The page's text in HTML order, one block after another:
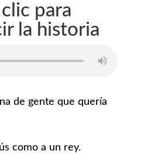
clic para
la historia
de gente que quería
como a un rey.